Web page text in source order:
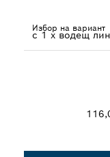
Избор на вариант